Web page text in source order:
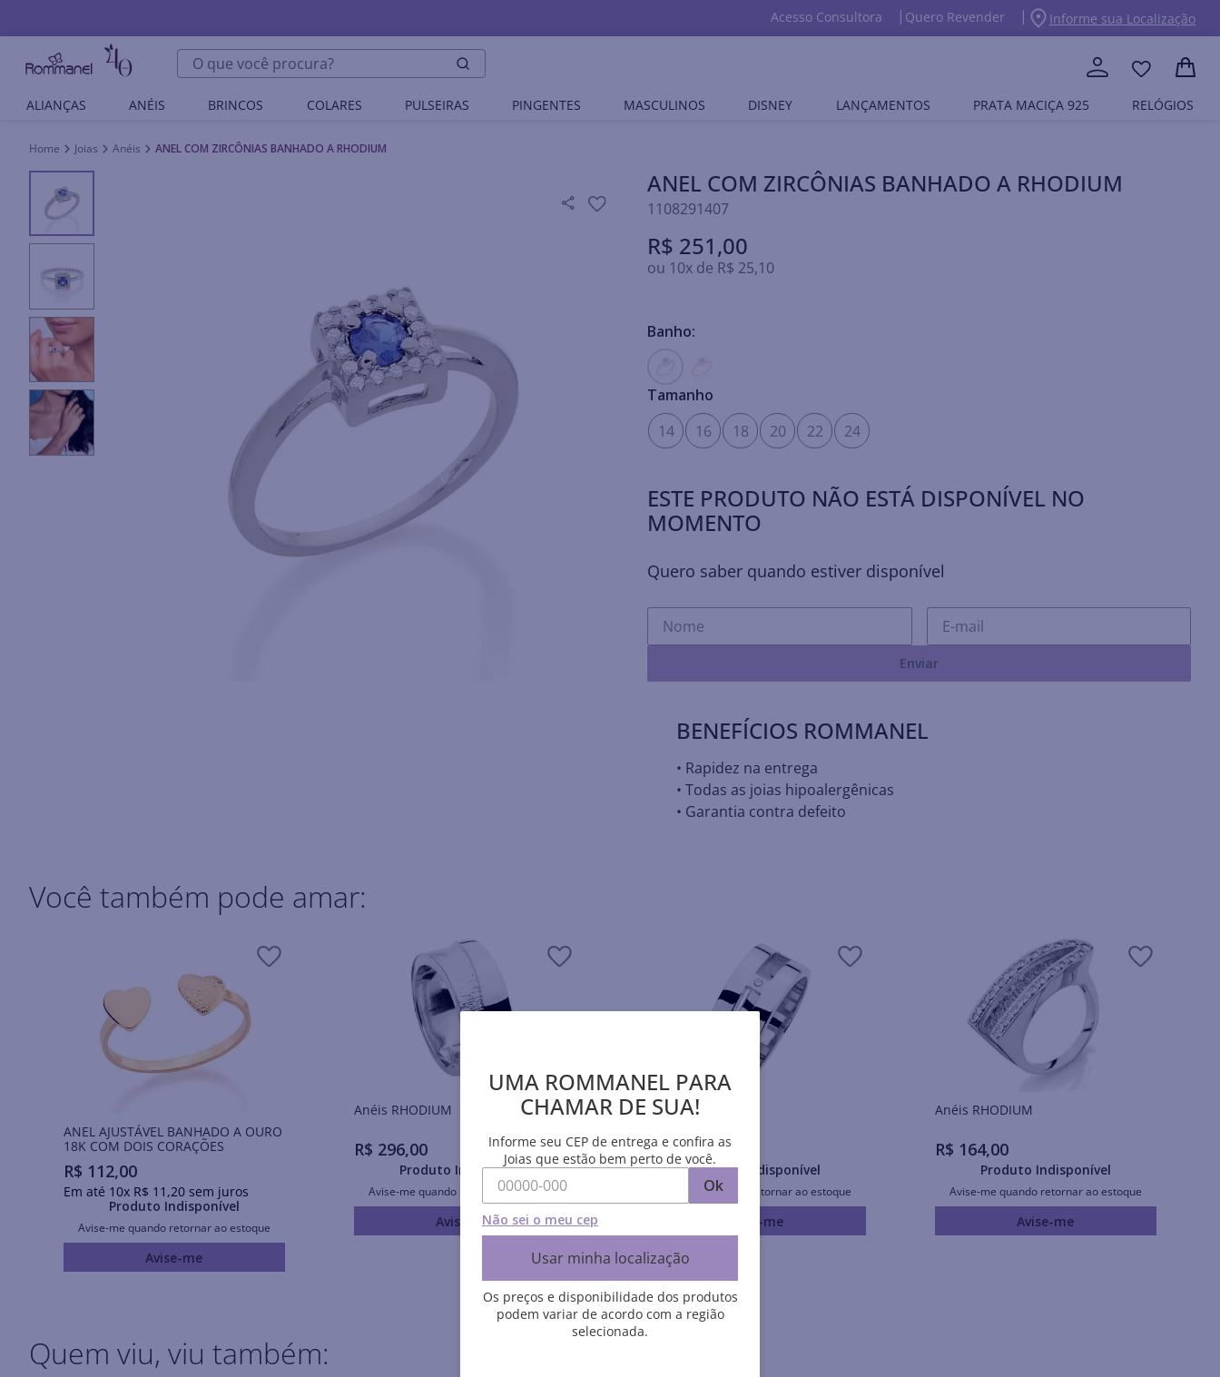
Acesso Consultora Quero Revender Informe sua Localização
O que você procura?
ALIANÇAS ANÉIS BRINCOS COLARES PULSEIRAS PINGENTES MASCULINOS DISNEY LANÇAMENTOS PRATA MACIÇA 925 RELÓGIOS
Joias Anéis ANEL COM ZIRCÔNIAS BANHADO A RHODIUM
ANEL COM ZIRCÔNIAS BANHADO A RHODIUM
1108291407
R$ 251,00
ou 10x de R$ 25,10
Banho:
Tamanho
14
16 18 20 22 24
ESTE PRODUTO NÃO ESTÁ DISPONÍVEL NO
MOMENTO
Quero saber quando estiver disponível
Enviar
BENEFÍCIOS ROMMANEL
• Rapidez na entrega
• Todas as joias hipoalergênicas
• Garantia contra defeito
Você também pode amar:
ANEL AJUSTÁVEL BANHADO A OURO
18K COM DOIS CORAÇÕES
R$ 112,00
Em até 10x R$ 11 ,20sem juros
Produto Indisponível
Avise-me quando retornar ao estoque
Avise-me
Anéis RHODIUM
R$ 296,00
Produto Indisponível
Avise-me quando retornar ao estoque
Avise-me
Anéis RHODIUM
R$ 296,00
Produto Indisponível
Avise-me quando retornar ao estoque
Avise-me
Anéis RHODIUM
R$ 164,00
Produto Indisponível
Avise-me quando retornar ao estoque
Avise-me
Quem viu, viu também:
UMA ROMMANEL PARA
CHAMAR DE SUA!
Informe seu CEP de entrega e confira as
Joias que estão bem perto de você.
Ok
Não sei o meu cep
Usar minha localização
Os preços e disponibilidade dos produtos
podem variar de acordo com a região
selecionada.